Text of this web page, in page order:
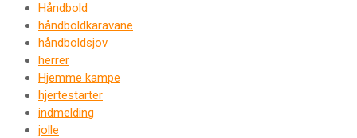
Håndbold
håndboldkaravane
håndboldsjov
herrer
Hjemme kampe
hjertestarter
indmelding
jolle